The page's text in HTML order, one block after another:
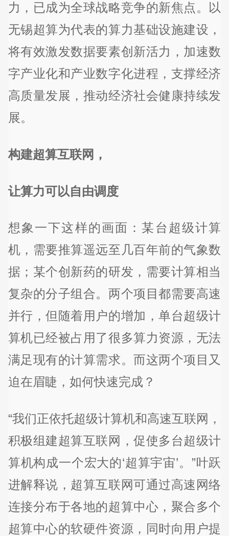
力，已成为全球战略竞争的新焦点。以
无锡超算为代表的算力基础设施建设，
将有效激发数据要素创新活力，加速数
字产业化和产业数字化进程，支撑经济
高质量发展，推动经济社会健康持续发
展。
构建超算互联网，
让算力可以自由调度
想象一下这样的画面：某台超级计算
机，需要推算遥远至几百年前的气象数
据；某个创新药的研发，需要计算相当
复杂的分子组合。两个项目都需要高速
并行，但随着用户的增加，单台超级计
算机已经被占用了很多算力资源，无法
满足现有的计算需求。而这两个项目又
迫在眉睫，如何快速完成？
“我们正依托超级计算机和高速互联网，
积极组建超算互联网，促使多台超级计
算机构成一个宏大的‘超算宇宙’。”叶跃
进解释说，超算互联网可通过高速网络
连接分布于各地的超算中心，聚合多个
超算中心的软硬件资源，同时向用户提